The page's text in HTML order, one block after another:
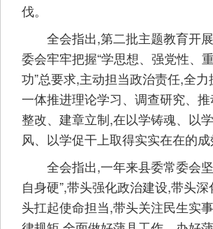
伐。
全会指出,第二批主题教育开展
委会牢牢把握“学思想、强党性、
功”总要求,主动担当政治责任,全
一体推进理论学习、调查研究、
整改、建章立制,在以学铸魂、以
风、以学促干上取得实实在在的成
全会指出,一年来县委常委会坚
自身硬”,带头强化政治建设,带头
头扛起使命担当,带头关注民生实